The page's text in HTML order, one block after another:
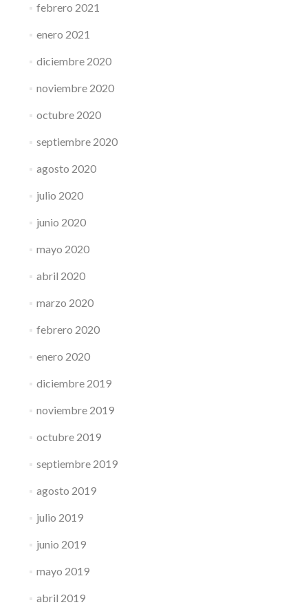
febrero 2021
enero 2021
diciembre 2020
noviembre 2020
octubre 2020
septiembre 2020
agosto 2020
julio 2020
junio 2020
mayo 2020
abril 2020
marzo 2020
febrero 2020
enero 2020
diciembre 2019
noviembre 2019
octubre 2019
septiembre 2019
agosto 2019
julio 2019
junio 2019
mayo 2019
abril 2019